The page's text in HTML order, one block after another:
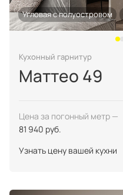
Правовая информация
Угловая с полуостровом
Кухонный гарнитур
Маттео 49
Цена за погонный метр —
81 940 руб.
Узнать цену вашей кухни